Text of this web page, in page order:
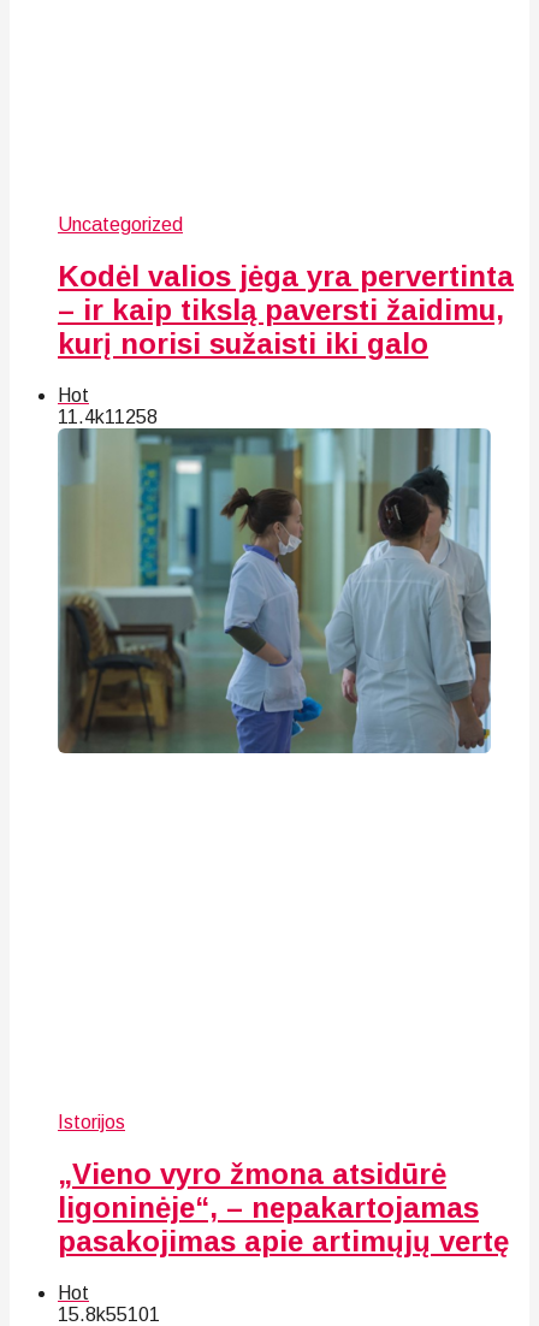
Uncategorized
Kodėl valios jėga yra pervertinta
– ir kaip tikslą paversti žaidimu,
kurį norisi sužaisti iki galo
Hot
11.4k11258
Istorijos
„Vieno vyro žmona atsidūrė
ligoninėje“, – nepakartojamas
pasakojimas apie artimųjų vertę
Hot
15.8k55101